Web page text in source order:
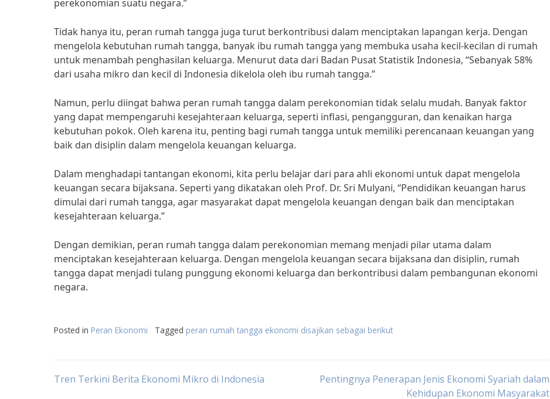
perekonomian suatu negara.”
Tidak hanya itu, peran rumah tangga juga turut berkontribusi dalam menciptakan lapangan kerja. Dengan
mengelola kebutuhan rumah tangga, banyak ibu rumah tangga yang membuka usaha kecil-kecilan di rumah
untuk menambah penghasilan keluarga. Menurut data dari Badan Pusat Statistik Indonesia, “Sebanyak 58%
dari usaha mikro dan kecil di Indonesia dikelola oleh ibu rumah tangga.”
Namun, perlu diingat bahwa peran rumah tangga dalam perekonomian tidak selalu mudah. Banyak faktor
yang dapat mempengaruhi kesejahteraan keluarga, seperti inflasi, pengangguran, dan kenaikan harga
kebutuhan pokok. Oleh karena itu, penting bagi rumah tangga untuk memiliki perencanaan keuangan yang
baik dan disiplin dalam mengelola keuangan keluarga.
Dalam menghadapi tantangan ekonomi, kita perlu belajar dari para ahli ekonomi untuk dapat mengelola
keuangan secara bijaksana. Seperti yang dikatakan oleh Prof. Dr. Sri Mulyani, “Pendidikan keuangan harus
dimulai dari rumah tangga, agar masyarakat dapat mengelola keuangan dengan baik dan menciptakan
kesejahteraan keluarga.”
Dengan demikian, peran rumah tangga dalam perekonomian memang menjadi pilar utama dalam
menciptakan kesejahteraan keluarga. Dengan mengelola keuangan secara bijaksana dan disiplin, rumah
tangga dapat menjadi tulang punggung ekonomi keluarga dan berkontribusi dalam pembangunan ekonomi
negara.
Posted in Peran Ekonomi Tagged peran rumah tangga ekonomi disajikan sebagai berikut
Post
Tren Terkini Berita Ekonomi Mikro di Indonesia
Pentingnya Penerapan Jenis Ekonomi Syariah dalam
Kehidupan Ekonomi Masyarakat